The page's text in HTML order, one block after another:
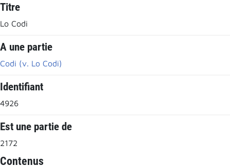
Titre
Lo Codi
A une partie
Codi (v. Lo Codi)
Identifiant
4926
Est une partie de
2172
Contenus